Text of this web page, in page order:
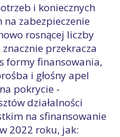
i koniecznych
zabezpieczenie
rosnącej liczby
przekracza
formy finansowania,
i głośny apel
pokrycie -
działalności
na sfinansowanie
2022 roku, jak: